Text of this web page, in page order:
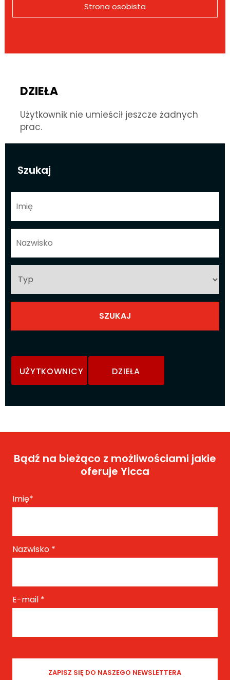
Szukaj
UŻYTKOWNICY DZIEŁA
Strona osobista
DZIEŁA
Użytkownik nie umieścił jeszcze żadnych
prac.
Bądź na bieżąco z możliwościami jakie
oferuje Yicca
Imię*
Nazwisko *
E-mail *